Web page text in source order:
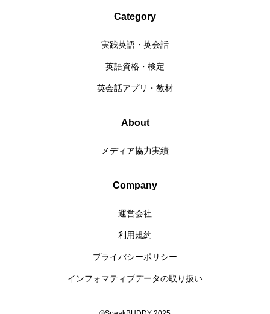
Category
実践英語・英会話
英語資格・検定
英会話アプリ・教材
About
メディア協力実績
Company
運営会社
利用規約
プライバシーポリシー
インフォマティブデータの取り扱い